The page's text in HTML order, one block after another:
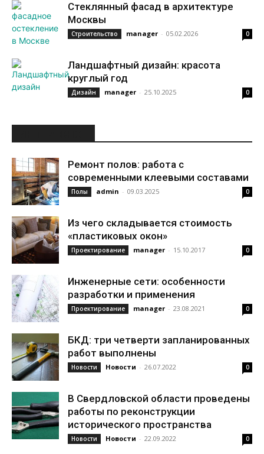
Стеклянный фасад в архитектуре
Москвы
Строительство manager - 05.02.2026 0
Ландшафтный дизайн: красота
круглый год
Дизайн manager - 25.10.2025 0
Ремонт полов: работа с
современными клеевыми составами
Полы admin - 09.03.2025 0
Из чего складывается стоимость
«пластиковых окон»
Проектирование manager - 15.10.2017 0
Инженерные сети: особенности
разработки и применения
Проектирование manager - 23.08.2021 0
БКД: три четверти запланированных
работ выполнены
Новости Новости - 26.07.2022 0
В Свердловской области проведены
работы по реконструкции
исторического пространства
Новости Новости - 22.09.2022 0